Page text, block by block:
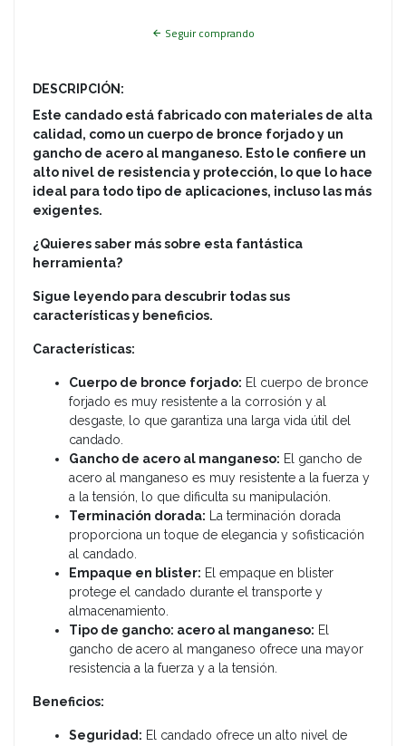
Seguir comprando
DESCRIPCIÓN:
Este candado está fabricado con materiales de alta
calidad, como un cuerpo de bronce forjado y un
gancho de acero al manganeso. Esto le confiere un
alto nivel de resistencia y protección, lo que lo hace
ideal para todo tipo de aplicaciones, incluso las más
exigentes.
¿Quieres saber más sobre esta fantástica
herramienta?
Sigue leyendo para descubrir todas sus
características y beneficios.
Características:
Cuerpo de bronce forjado: El cuerpo de bronce
forjado es muy resistente a la corrosión y al
desgaste, lo que garantiza una larga vida útil del
candado.
Gancho de acero al manganeso: El gancho de
acero al manganeso es muy resistente a la fuerza y
a la tensión, lo que dificulta su manipulación.
Terminación dorada: La terminación dorada
proporciona un toque de elegancia y sofisticación
al candado.
Empaque en blister: El empaque en blister
protege el candado durante el transporte y
almacenamiento.
Tipo de gancho: acero al manganeso: El
gancho de acero al manganeso ofrece una mayor
resistencia a la fuerza y a la tensión.
Beneficios:
Seguridad: El candado ofrece un alto nivel de